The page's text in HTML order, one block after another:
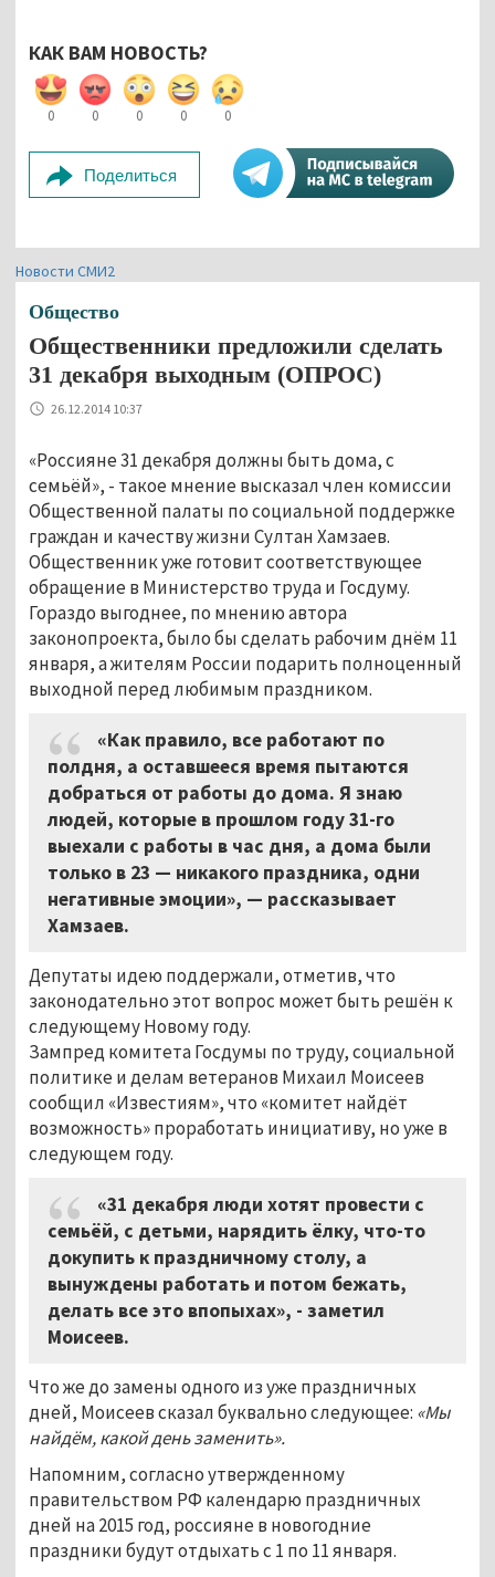
КАК ВАМ НОВОСТЬ?
0 0 0 0 0
Поделиться
Новости СМИ2
Общество
Общественники предложили сделать
31 декабря выходным (ОПРОС)
26.12.2014 10:37
«Россияне 31 декабря должны быть дома, с
семьёй», - такое мнение высказал член комиссии
Общественной палаты по социальной поддержке
граждан и качеству жизни Султан Хамзаев.
Общественник уже готовит соответствующее
обращение в Министерство труда и Госдуму.
Гораздо выгоднее, по мнению автора
законопроекта, было бы сделать рабочим днём 11
января, а жителям России подарить полноценный
выходной перед любимым праздником.
«Как правило, все работают по
полдня, а оставшееся время пытаются
добраться от работы до дома. Я знаю
людей, которые в прошлом году 31-го
выехали с работы в час дня, а дома были
только в 23 — никакого праздника, одни
негативные эмоции», — рассказывает
Хамзаев.
Депутаты идею поддержали, отметив, что
законодательно этот вопрос может быть решён к
следующему Новому году.
Зампред комитета Госдумы по труду, социальной
политике и делам ветеранов Михаил Моисеев
сообщил «Известиям», что «комитет найдёт
возможность» проработать инициативу, но уже в
следующем году.
«31 декабря люди хотят провести с
семьёй, с детьми, нарядить ёлку, что-то
докупить к праздничному столу, а
вынуждены работать и потом бежать,
делать все это впопыхах», - заметил
Моисеев.
Что же до замены одного из уже праздничных
дней, Моисеев сказал буквально следующее: «Мы
найдём, какой день заменить».
Напомним, согласно утвержденному
правительством РФ календарю праздничных
дней на 2015 год, россияне в новогодние
праздники будут отдыхать с 1 по 11 января.